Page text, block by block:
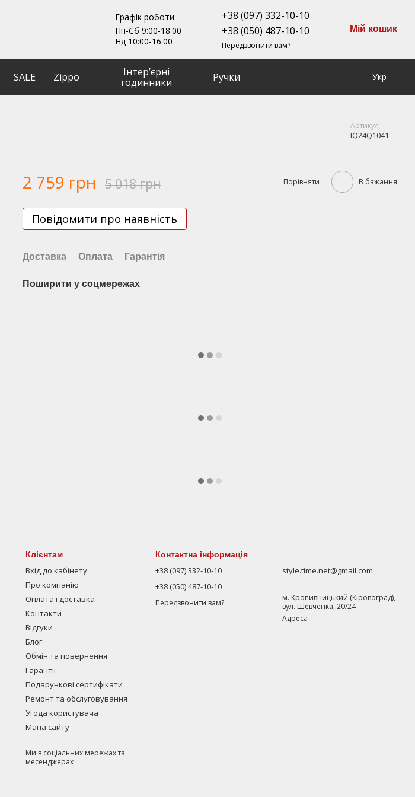
Графік роботи:
Пн-Сб 9:00-18:00
Нд 10:00-16:00
+38 (097) 332-10-10
+38 (050) 487-10-10
Передзвонити вам?
Мій кошик
SALE Zippo
Інтерʼєрні
годинники
Ручки Укр
Артикул
IQ24Q1041
2 759 грн 5 018 грн Порівняти В бажання
Повідомити про наявність
Доставка Оплата Гарантія
Поширити у соцмережах
Клієнтам
Вхід до кабінету
Про компанію
Оплата і доставка
Контакти
Відгуки
Блог
Обмін та повернення
Гарантії
Подарункові сертифікати
Ремонт та обслуговування
Угода користувача
Мапа сайту
Ми в соціальних мережах та
месенджерах
Контактна інформація
+38 (097) 332-10-10
+38 (050) 487-10-10
Передзвонити вам?
style.time.net@gmail.com
м. Кропивницький (Кіровоград),
вул. Шевченка, 20/24
Адреса